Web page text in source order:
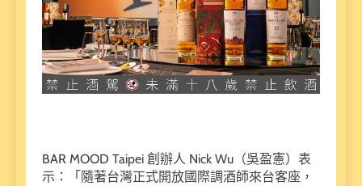
BAR MOOD Taipei 創辦人 Nick Wu（吳盈憲）表
示：「隨著台灣正式開放國際調酒師來台客座，